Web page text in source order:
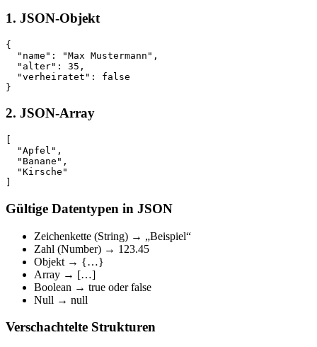
1. JSON-Objekt
{
  "name": "Max Mustermann",
  "alter": 35,
  "verheiratet": false
2. JSON-Array
  "Apfel",
  "Banane",
  "Kirsche"
Gültige Datentypen in JSON
Zeichenkette (String) → „Beispiel“
Zahl (Number) → 123.45
Objekt → {…}
Array → […]
Boolean → true oder false
Null → null
Verschachtelte Strukturen